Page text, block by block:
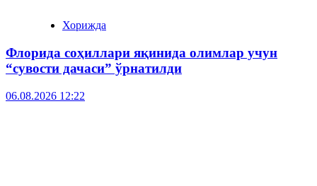
Хорижда
Флорида соҳиллари яқинида олимлар учун
“сувости дачаси” ўрнатилди
06.08.2026 12:22